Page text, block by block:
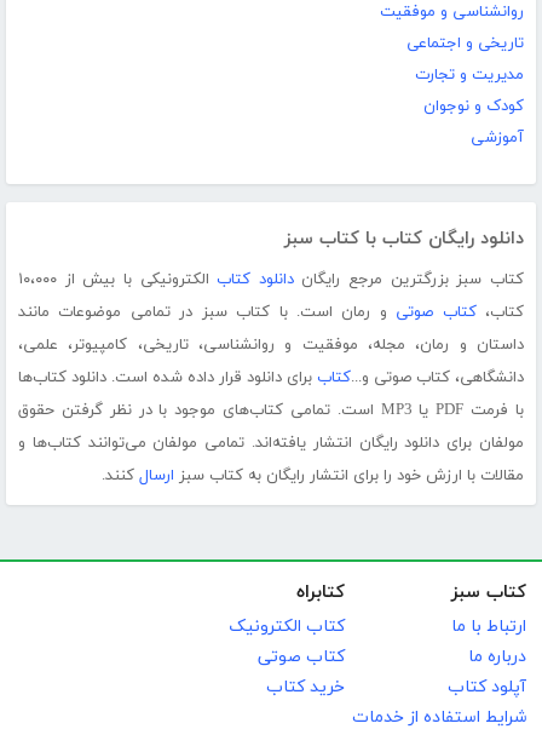
روانشناسی و موفقیت
تاریخی و اجتماعی
مدیریت و تجارت
کودک و نوجوان
آموزشی
دانلود رایگان کتاب با کتاب سبز
کتاب سبز بزرگترین مرجع رایگاندانلود کتاب
الکترونیکی با بیش از ۱۰،۰۰۰
کتاب،کتاب صوتی و رمان است. با کتاب سبز در تمامی موضوعات مانند
داستان و رمان، مجله، موفقیت و روانشناسی، تاریخی، کامپیوتر، علمی،
دانشگاهی، کتاب صوتی و...کتاب برای دانلود قرار داده شده است. دانلود کتاب‌ها
با فرمت PDF یا MP3 است. تمامی کتاب‌های موجود با در نظر گرفتن حقوق
مولفان برای دانلود رایگان انتشار یافته‌اند. تمامی مولفان می‌توانند کتاب‌ها و
مقالات با ارزش خود را برای انتشار رایگان به کتاب سبز ارسال کنند.
کتاب سبز
ارتباط با ما
درباره ما
آپلود کتاب
شرایط استفاده از خدمات
کتابراه
کتاب الکترونیک
کتاب صوتی
خرید کتاب